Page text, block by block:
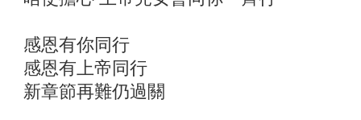
感恩有你同行
感恩有上帝同行
新章節再難仍過關